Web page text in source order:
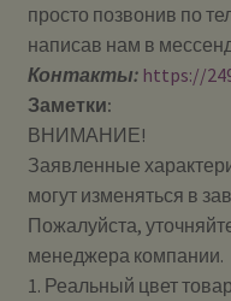
просто позвонив по
написав нам в
Контакты: https://
Заметки:
ВНИМАНИЕ!
Заявленные
могут изменяться в
Пожалуйста,
менеджера компании.
1. Реальный цвет